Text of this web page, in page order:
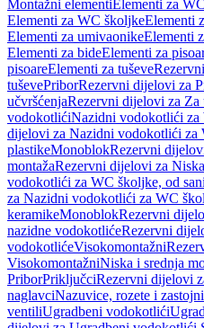
Montažni elementiElementi za
Elementi za WC školjkeElementi
Elementi za umivaonikeElementi
Elementi za bideElementi za
pisoareElementi za tuševe
tuševePriborRezervni dijelovi za
učvršćenjaRezervni dijelovi za Za
vodokotlićiNazidni vodokotlići za
dijelovi za Nazidni vodokotlići za
plastikeMonoblokRezervni
montažaRezervni dijelovi za
vodokotlići za WC školjke, od
za Nazidni vodokotlići za WC
keramikeMonoblokRezervni
nazidne vodokotlićeRezervni
vodokotlićeVisokomontažni
VisokomontažniNiska i srednja
PriborPriključciRezervni dijelovi
naglavciNazuvice, rozete i
ventiliUgradbeni vodokotlići